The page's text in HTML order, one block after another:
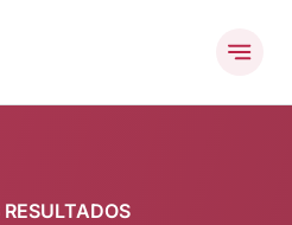
RESULTADOS